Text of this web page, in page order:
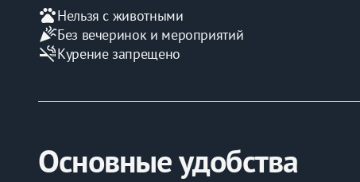
petsНельзя с животными
celebrationБез вечеринок и мероприятий
smoke_freeКурение запрещено
Основные удобства